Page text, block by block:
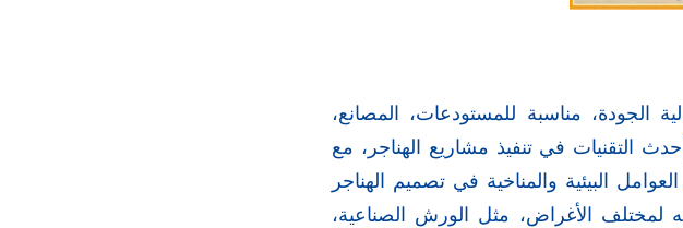
الجودة، مناسبة للمستودعات، المصانع،
التقنيات في تنفيذ مشاريع الهناجر، مع
البيئية والمناخية في تصميم الهناجر
لمختلف الأغراض، مثل الورش الصناعية،